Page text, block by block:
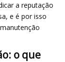
a reputação
e é por isso
o que